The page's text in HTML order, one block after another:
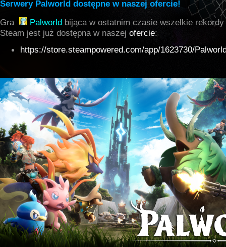
Serwery Palworld dostępne w naszej ofercie!
Gra
Palworld bijąca w ostatnim czasie wszelkie
Steam jest już dostępna w naszej ofercie:
https://store.steampowered.com/app/1623730/